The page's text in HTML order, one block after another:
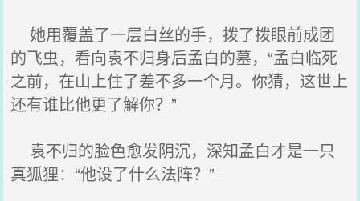
她用覆盖了一层白丝的手，拨了拨眼前成团
的飞虫，看向袁不归身后孟白的墓，“孟白临死
之前，在山上住了差不多一个月。你猜，这世上
还有谁比他更了解你？”
袁不归的脸色愈发阴沉，深知孟白才是一只
真狐狸：“他设了什么法阵？”